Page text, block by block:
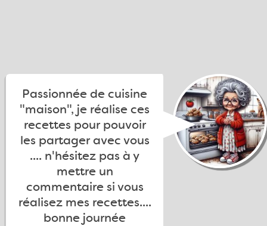
Passionnée de cuisine
"maison", je réalise ces
recettes pour pouvoir
les partager avec vous
.... n'hésitez pas à y
mettre un
commentaire si vous
réalisez mes recettes....
bonne journée